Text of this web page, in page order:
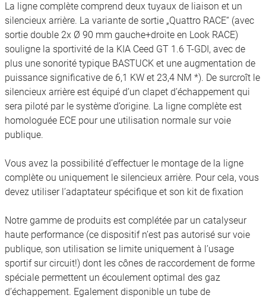
La ligne complète comprend deux tuyaux de liaison et un
silencieux arrière. La variante de sortie „Quattro RACE“ (avec
sortie double 2x Ø 90 mm gauche+droite en Look RACE)
souligne la sportivité de la KIA Ceed GT 1.6 T-GDI, avec de
plus une sonorité typique BASTUCK et une augmentation de
puissance significative de 6,1 KW et 23,4 NM *). De surcroît le
silencieux arrière est équipé d’un clapet d’échappement qui
sera piloté par le système d’origine. La ligne complète est
homologuée ECE pour une utilisation normale sur voie
publique.
Vous avez la possibilité d’effectuer le montage de la ligne
complète ou uniquement le silencieux arrière. Pour cela, vous
devez utiliser l’adaptateur spécifique et son kit de fixation
Notre gamme de produits est complétée par un catalyseur
haute performance (ce dispositif n’est pas autorisé sur voie
publique, son utilisation se limite uniquement à l’usage
sportif sur circuit!) dont les cônes de raccordement de forme
spéciale permettent un écoulement optimal des gaz
d’échappement. Egalement disponible un tube de